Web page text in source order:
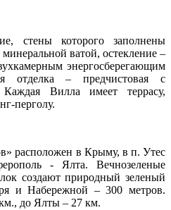
стены которого заполнены
ватой, остекление –
энергосберегающим
отделка – предчистовая с
Вилла имеет террасу,
перголу.
расположен в Крыму, в п. Утес
- Ялта. Вечнозеленые
создают природный зеленый
и Набережной – 300 метров.
до Ялты – 27 км.